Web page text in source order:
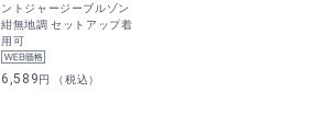
ントジャージーブルゾン
紺無地調 セットアップ着
用可
6,589円 （税込）